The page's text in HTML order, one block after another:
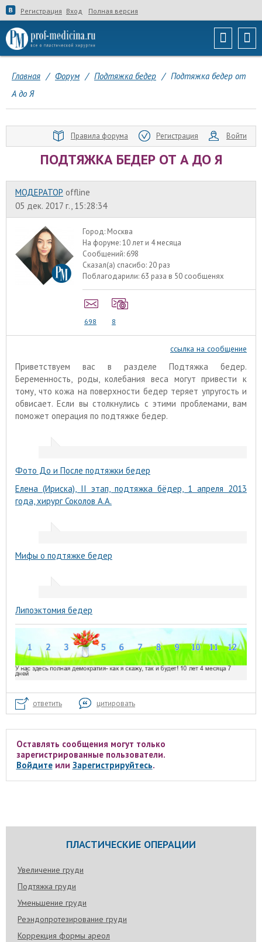
Регистрация Вход Полная версия
Главная / Форум / Подтяжка бедер / Подтяжка бедер от
А до Я
Правила форума Регистрация Войти
ПОДТЯЖКА БЕДЕР ОТ А ДО Я
МОДЕРАТОР offline
05 дек. 2017 г., 15:28:34
Город: Москва
На форуме:10 лет и 4 месяца
Сообщений: 698
Сказал(а) спасибо: 20 раз
Поблагодарили: 63 раза в 50 сообщенях
698 8
ссылка на сообщение
Приветствуем вас в разделе Подтяжка бедер.
Беременность, роды, колебания веса могут привести к
тому, что кожа на поверхности бедер теряет упругость и
обвисает. Если вы столкнулись с этими проблемами, вам
поможет операция по подтяжке бедер.
Фото До и После подтяжки бедер
Елена (Ириска), II этап, подтяжка бёдер, 1 апреля 2013
года, хирург Соколов А.А.
Мифы о подтяжке бедер
Липоэктомия бедер
ответить цитировать
Оставлять сообщения могут только
зарегистрированные пользователи.
Войдитеили Зарегистрируйтесь.
ПЛАСТИЧЕСКИЕ ОПЕРАЦИИ
Увеличение груди
Подтяжка груди
Уменьшение груди
Реэндопротезирование груди
Коррекция формы ареол